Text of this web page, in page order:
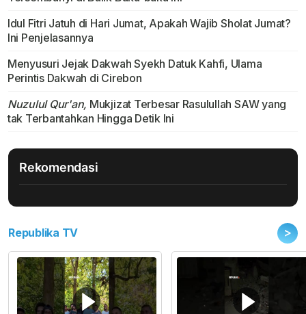
Idul Fitri Jatuh di Hari Jumat, Apakah Wajib Sholat Jumat?
Ini Penjelasannya
Menyusuri Jejak Dakwah Syekh Datuk Kahfi, Ulama
Perintis Dakwah di Cirebon
Nuzulul Qur'an, Mukjizat Terbesar Rasulullah SAW yang
tak Terbantahkan Hingga Detik Ini
Rekomendasi
Republika TV >